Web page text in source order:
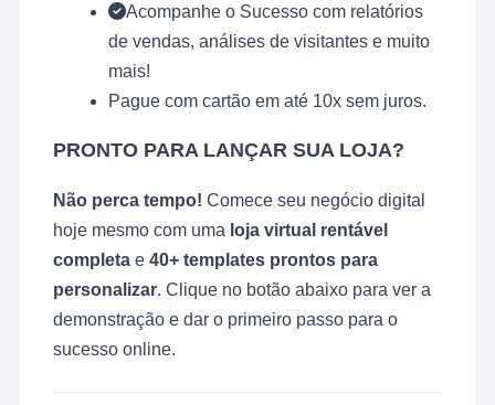
Acompanhe o Sucesso com relatórios
de vendas, análises de visitantes e muito
mais!
Pague com cartão em até 10x sem juros.
PRONTO PARA LANÇAR SUA LOJA?
Não perca tempo! Comece seu negócio digital
hoje mesmo com uma loja virtual rentável
completa e40+ templates prontos para
personalizar. Clique no botão abaixo para ver a
demonstração e dar o primeiro passo para o
sucesso online.